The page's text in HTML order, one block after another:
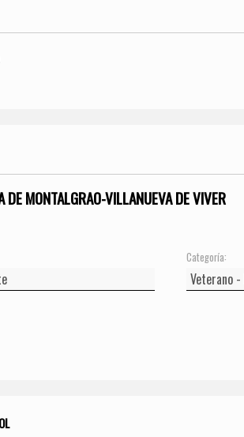
MONTALGRAO-VILLANUEVA DE VIVER
Categoría: